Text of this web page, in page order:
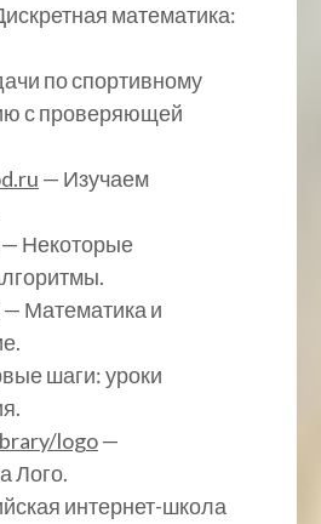
математика:
по спортивному
с проверяющей
— Изучаем
— Некоторые
— Математика и
шаги: уроки
logo—
Лого.
интернет-школа